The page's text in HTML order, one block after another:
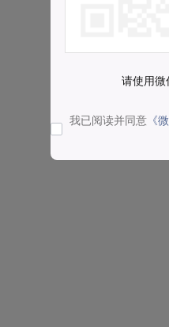
请使用微
我已阅读并同意 《